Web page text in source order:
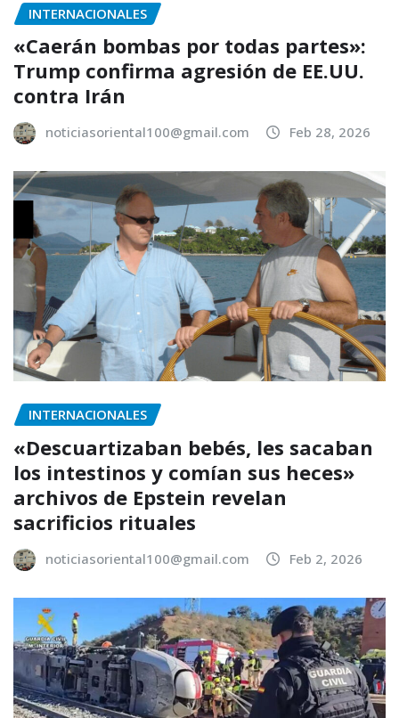
INTERNACIONALES
«Caerán bombas por todas partes»:
Trump confirma agresión de EE.UU.
contra Irán
noticiasoriental100@gmail.com Feb 28, 2026
INTERNACIONALES
«Descuartizaban bebés, les sacaban
los intestinos y comían sus heces»
archivos de Epstein revelan
sacrificios rituales
noticiasoriental100@gmail.com Feb 2, 2026